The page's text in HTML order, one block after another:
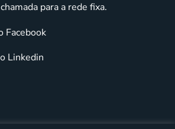
para a rede fixa.
Facebook
Linkedin